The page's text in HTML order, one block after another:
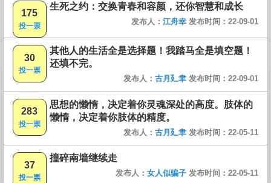
175
投一票
生死之约：交换青春和容颜，还你智慧和成长
发布人： 江舟幸 发布时间：22-09-01
30
投一票
其他人的生活全是选择题！我踏马全是填空题！
还填不完。
发布人： 古月廴聿 发布时间：22-09-01
283
投一票
思想的懒惰，决定着你灵魂深处的高度。肢体的
懒惰，决定着你肢体的精度。
发布人： 古月廴聿 发布时间：22-05-11
37
投一票
撞碎南墙继续走
发布人： 女人似骗子 发布时间：22-05-11